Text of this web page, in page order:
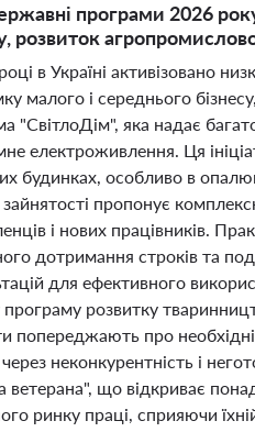
програми 2026
розвиток
в Україні активізовано
малого і середнього
"СвітлоДім", яка надає
електроживлення. Ця
будинках, особливо в
пропонує
і нових працівників.
дотримання строків та
для ефективного
програму розвитку
попереджають про
через неконкурентність і
ветерана", що відкриває
ринку праці, сприяючи